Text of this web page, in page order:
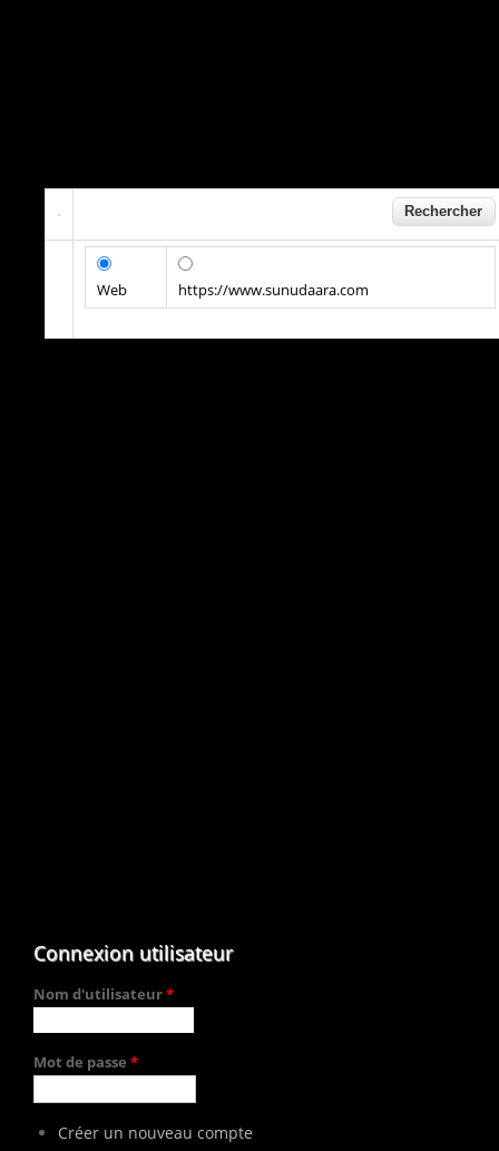
Web https://www.sunudaara.com
Connexion utilisateur
Nom d'utilisateur*
Mot de passe *
Créer un nouveau compte